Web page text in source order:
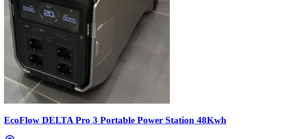
EcoFlow DELTA Pro 3 Portable Power Station 48Kwh